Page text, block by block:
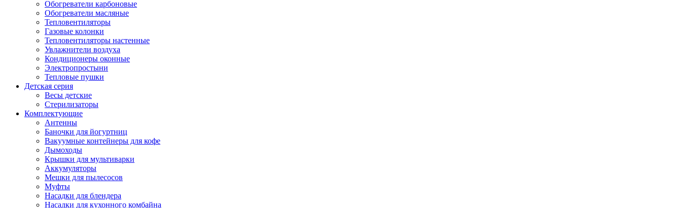
Обогреватели карбоновые
Обогреватели масляные
Тепловентиляторы
Газовые колонки
Тепловентиляторы настенные
Увлажнители воздуха
Кондиционеры оконные
Электропростыни
Тепловые пушки
Детская серия
Весы детские
Стерилизаторы
Комплектующие
Антенны
Баночки для йогуртниц
Вакуумные контейнеры для кофе
Дымоходы
Крышки для мультиварки
Аккумуляторы
Мешки для пылесосов
Муфты
Насадки для блендера
Насадки для кухонного комбайна